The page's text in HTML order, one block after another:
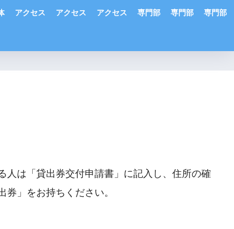
アクセス アクセス アクセス 専門部 専門部 専門部
人は「貸出券交付申請書」に記入し、住所の確
」をお持ちください。